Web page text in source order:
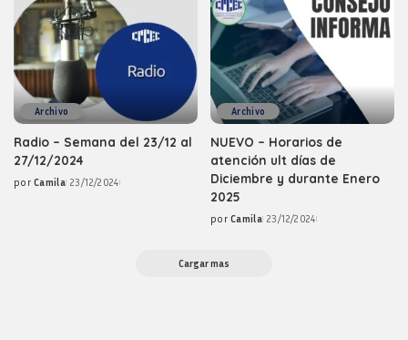
Archivo
Radio – Semana del 23/12 al
27/12/2024
Posted
por Camila 23/12/2024
Archivo
NUEVO – Horarios de
atención ult días de
Diciembre y durante Enero
2025
Posted
por Camila 23/12/2024
Cargar mas